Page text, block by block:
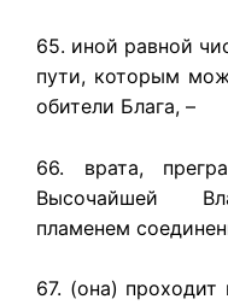
65. иной равной
пути, которым
обители Блага, –
66. врата,
Высочайшей
пламенем
67. (она) проходит